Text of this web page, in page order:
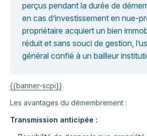
perçus pendant la durée de
en cas d’investissement en nue-
propriétaire acquiert un bien
réduit et sans souci de gestion,
général confié à un bailleur
{{banner-scpi}}
Les avantages du démembrement :
Transmission anticipée :